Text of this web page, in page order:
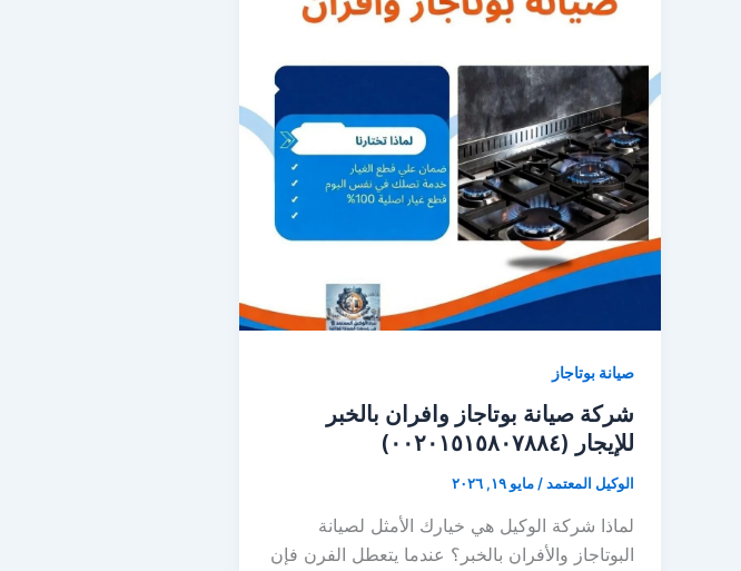
صيانة بوتاجاز
شركة صيانة بوتاجاز وافران بالخبر
للإيجار (٠٠٢٠١٥١٥٨٠٧٨٨٤)
الوكيل المعتمد/مايو ١٩, ٢٠٢٦
لماذا شركة الوكيل هي خيارك الأمثل لصيانة
البوتاجاز والأفران بالخبر؟ عندما يتعطل الفرن فإن